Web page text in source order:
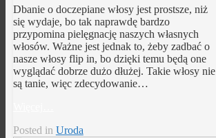
Dbanie o doczepiane włosy jest prostsze, niż
się wydaje, bo tak naprawdę bardzo
przypomina pielęgnację naszych własnych
włosów. Ważne jest jednak to, żeby zadbać o
nasze włosy flip in, bo dzięki temu będą one
wyglądać dobrze dużo dłużej. Takie włosy nie
są tanie, więc zdecydowanie…
Posted in Uroda